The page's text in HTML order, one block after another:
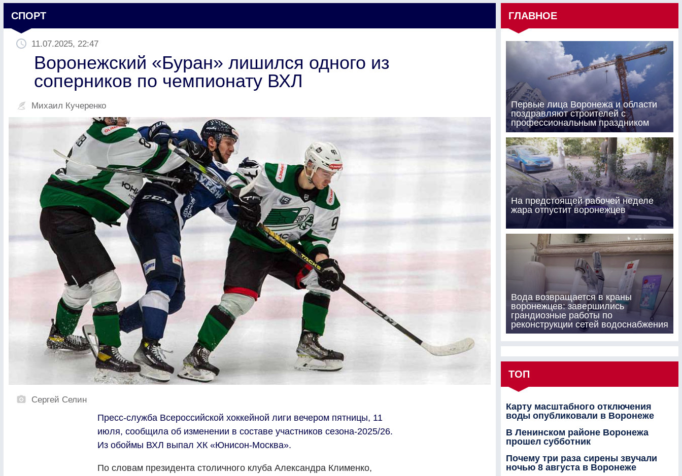
СПОРТ
11.07.2025, 22:47
Воронежский «Буран» лишился одного из
соперников по чемпионату ВХЛ
Михаил Кучеренко
Сергей Селин
Пресс-служба Всероссийской хоккейной лиги вечером пятницы, 11
июля, сообщила об изменении в составе участников сезона-2025/26.
Из обоймы ВХЛ выпал ХК «Юнисон-Москва».
По словам президента столичного клуба Александра Клименко,
ГЛАВНОЕ
Первые лица Воронежа и области
поздравляют строителей с
профессиональным праздником
На предстоящей рабочей неделе
жара отпустит воронежцев
Вода возвращается в краны
воронежцев: завершились
грандиозные работы по
реконструкции сетей водоснабжения
ТОП
Карту масштабного отключения
воды опубликовали в Воронеже
В Ленинском районе Воронежа
прошел субботник
Почему три раза сирены звучали
ночью 8 августа в Воронеже